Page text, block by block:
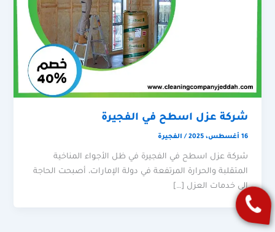
شركة عزل اسطح في الفجيرة
16 أغسطس، 2025 / الفجيرة
شركة عزل اسطح في الفجيرة في ظل الأجواء المناخية
المتقلبة والحرارة المرتفعة في دولة الإمارات، أصبحت الحاجة
إلى خدمات العزل […]